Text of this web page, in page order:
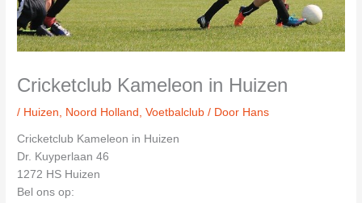
Cricketclub Kameleon in Huizen
/ Huizen Noord Holland ,Voetbalclub / Door Hans
Cricketclub Kameleon in Huizen
Dr. Kuyperlaan 46
1272 HS Huizen
Bel ons op: